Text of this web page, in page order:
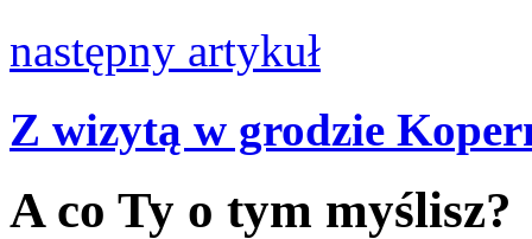
następny artykuł
Z wizytą w grodzie
A co Ty o tym myślisz?